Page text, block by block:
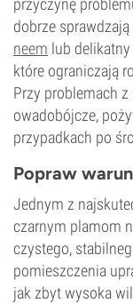
przyczynę
dobrze
neem lub
które ograniczają
Przy problemach
owadobójcze,
przypadkach po
Popraw
Jednym z
czarnym plamom
czystego,
pomieszczenia
jak zbyt wysoka